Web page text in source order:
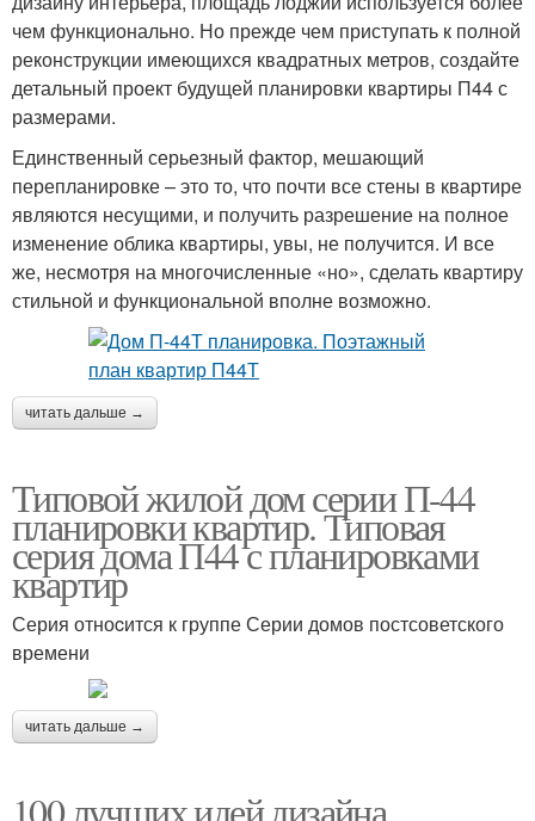
чем функционально. Но прежде чем приступать к полной
реконструкции имеющихся квадратных метров, создайте
детальный проект будущей планировки квартиры П44 с
размерами.
Единственный серьезный фактор, мешающий
перепланировке – это то, что почти все стены в квартире
являются несущими, и получить разрешение на полное
изменение облика квартиры, увы, не получится. И все
же, несмотря на многочисленные «но», сделать квартиру
стильной и функциональной вполне возможно.
читать дальше →
Типовой жилой дом серии П-44
планировки квартир. Типовая
серия дома П44 с планировками
квартир
Серия отноcится к группе Серии домов постсоветского
времени
читать дальше →